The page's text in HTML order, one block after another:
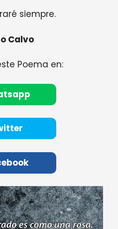
siempre.
Calvo
Poema en: